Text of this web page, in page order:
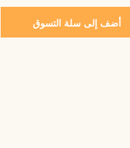
أضف إلى سلة التسوق